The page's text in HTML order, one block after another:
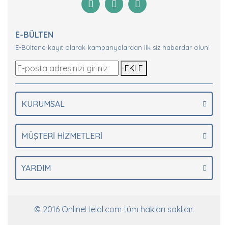
E-BÜLTEN
E-Bültene kayıt olarak kampanyalardan ilk siz haberdar olun!
EKLE
KURUMSAL
MÜŞTERİ HİZMETLERİ
YARDIM
© 2016 OnlineHelal.com tüm hakları saklıdır.